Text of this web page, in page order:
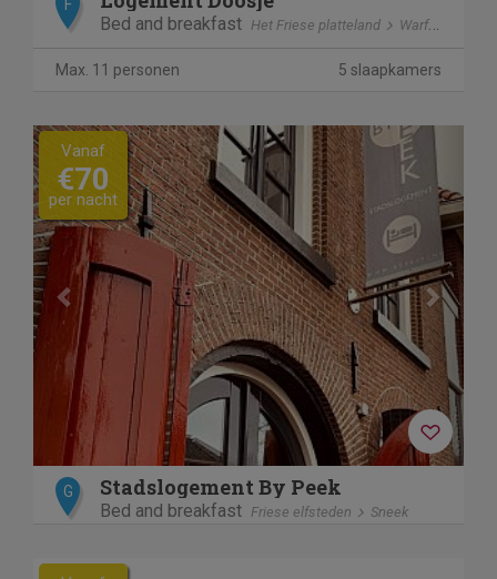
F
Bed and breakfast Het Friese platteland Warfstermolen
Max. 11 personen 5 slaapkamers
Previous Next
Vanaf
€70
per nacht
G Stadslogement By Peek
Bed and breakfast Friese elfsteden Sneek